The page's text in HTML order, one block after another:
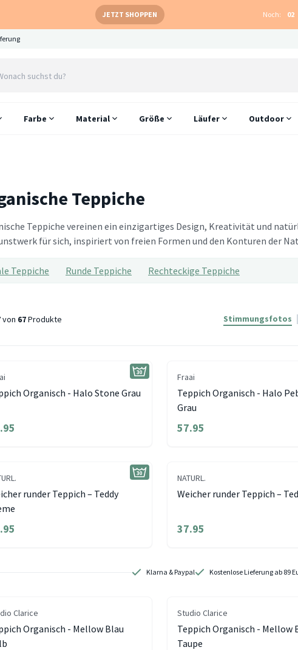
JETZT SHOPPEN Noch: 02
Farbe Material Größe Läufer Outdoor
Teppiche
Teppiche vereinen ein einzigartiges Design, Kreativität und
für sich, inspiriert von freien Formen und den Konturen der
Teppiche Runde Teppiche Rechteckige Teppiche
von 67Produkte Stimmungsfotos
Organisch - Halo Stone Grau
Fraai
Teppich Organisch - Halo
Grau
57.95
runder Teppich – Teddy
NATURL.
Weicher runder Teppich –
37.95
Klarna & Paypal Kostenlose Lieferung ab 89
Clarice
Organisch - Mellow Blau
Studio Clarice
Teppich Organisch - Mellow
Taupe